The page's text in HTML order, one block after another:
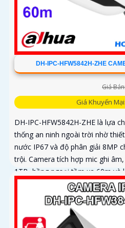
DH-IPC-HFW5842H-ZHE
Giá
Giá Khuyến
DH-IPC-HFW5842H-ZHE là lựa
thống an ninh ngoài trời nhờ
nước IP67 và độ phân giải 8MP
trội. Camera tích hợp mic ghi
1TB, hồng ngoại tầm xa 60m và
dàng, tiết kiệm chi phí